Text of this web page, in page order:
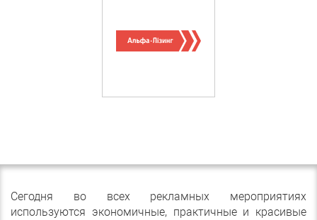
Сегодня во всех рекламных мероприятиях
используются экономичные, практичные и красивые